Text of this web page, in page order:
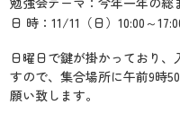
日 時：11/11（日）10:00～
日曜日で鍵が掛かっており
すので、集合場所に午前9時
願い致します。